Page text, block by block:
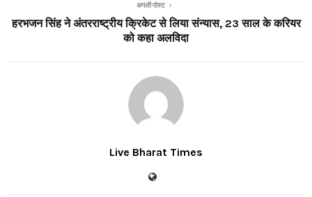
अगली पोस्ट
हरभजन सिंह ने अंतरराष्ट्रीय क्रिकेट से लिया संन्यास, 23 साल के करियर
को कहा अलविदा
Live Bharat Times